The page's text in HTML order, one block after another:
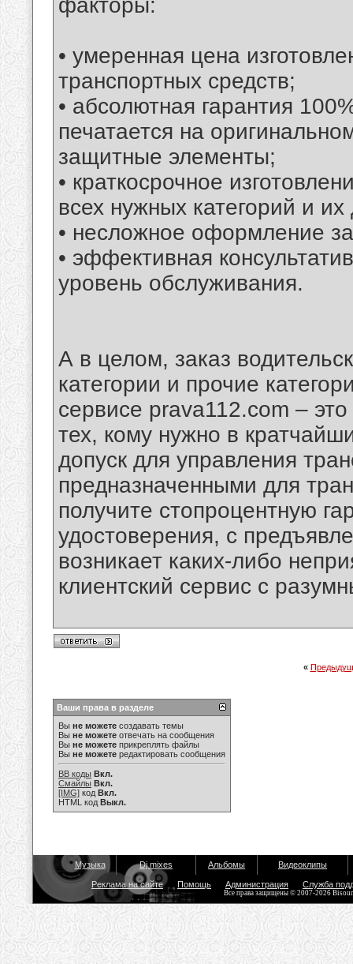
факторы:
• умеренная цена
транспортных средств;
• абсолютная гарантия
печатается на
защитные элементы;
• краткосрочное
всех нужных категорий и
• несложное оформление
• эффективная
уровень обслуживания.
А в целом, заказ
категории и прочие
сервисе prava112.com –
тех, кому нужно в
допуск для управления
предназначенными для
получите стопроцентную
удостоверения, с
возникает каких-либо
клиентский сервис с
«
Ваши права в разделе
Вы не можете создавать темы
Вы не можете отвечать на сообщения
Вы не можете прикреплять файлы
Вы не можете редактировать сообщения
BB коды Вкл.
Смайлы Вкл.
[IMG] код Вкл.
HTML код Выкл.
Музыка Dj mixes Альбомы Видеоклипы
Реклама на сайте Помощь Администрация Служба
Все права защищены © 2007-2026